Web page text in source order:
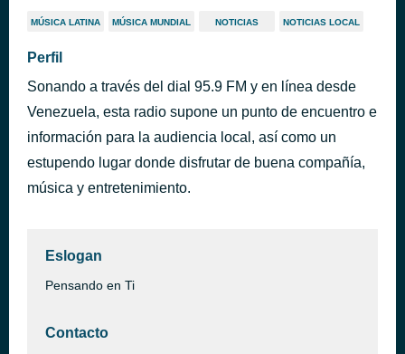
MÚSICA LATINA MÚSICA MUNDIAL NOTICIAS NOTICIAS LOCAL
Perfil
Sonando a través del dial 95.9 FM y en línea desde
Venezuela, esta radio supone un punto de encuentro e
información para la audiencia local, así como un
estupendo lugar donde disfrutar de buena compañía,
música y entretenimiento.
Eslogan
Pensando en Ti
Contacto